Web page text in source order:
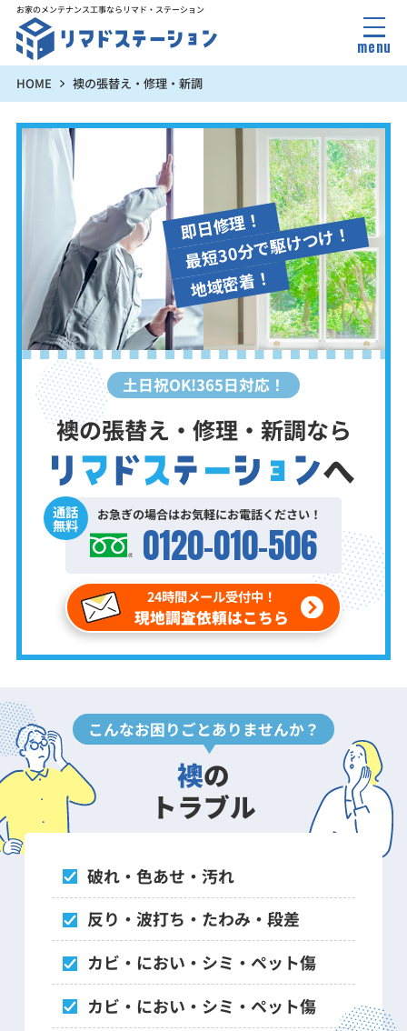
お家のメンテナンス工事なら リマド・ステーション
menu
HOME 襖の張替え・修理・新調
土日祝OK!365日対応！
襖の張替え・修理・新調なら
へ
お急ぎの場合はお気軽にお電話ください！
通話
無料 0120-010-506
24時間メール受付中！
現地調査依頼はこちら
即日修理！
最短30分で駆けつけ！
地域密着！
こんなお困りごとありませんか？
襖の
トラブル
破れ・色あせ・汚れ
反り・波打ち・たわみ・段差
カビ・におい・シミ・ペット傷
カビ・におい・シミ・ペット傷